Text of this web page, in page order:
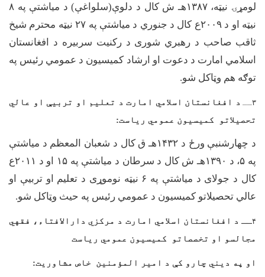
لومړۍ نیټه،۱۳۸۷هـ ش کال د دلوې(سلواغې) د میاشتې په ۸
نیټه او د۲۰۰۹ع کال د جنوري د میاشتې په ۲۷نیټه محترم شیخ
ثاقب صاحب د رهبري شوری د رکنیت سربیره د افغانستان
اسلامي امارت د دعوت او ارشاد کمیسیون د عمومي رئیس په
توګه هم وټاکل شو.
۳
د افغانستان اسلامي امارت د تعليم او تربيې او عالي
تحصيلاتو کميسيون عمومي رياست:
د چهارشنبې ورځ د ۱۴۳۲هـ ق کال د شعبان المعظم د میاشتې
په ۵، د ۱۳۹۰هـ ش کال د سرطان د میاشتې په۱۵ او د ۲۰۱۱ع
کال د جولای د میاشتې په ۶ نیټه نوموړی د تعلیم او تربیې او
عالي تحصیلاتو کمیسیون د عمومي رئیس په حیث وټاکل شو.
۴ــ د افغانستان اسلامي امارت د مرکزي دارالافتاء، فقهي
مجالسو او تخصصاتو کميسيون عمومي رياست
او په ديني چارو کې د امير المؤمنين خاص مشاوريت: